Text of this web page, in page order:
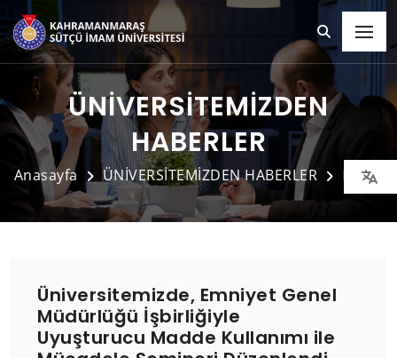
ÜNİVERSİTEMİZDEN
HABERLER
Anasayfa ÜNİVERSİTEMİZDEN HABERLER Detay
Üniversitemizde, Emniyet Genel
Müdürlüğü İşbirliğiyle
Uyuşturucu Madde Kullanımı ile